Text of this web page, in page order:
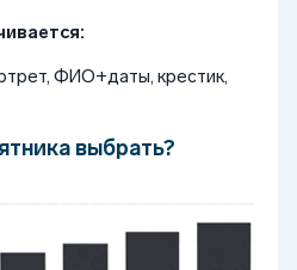
ФИО+даты, крестик,
выбрать?